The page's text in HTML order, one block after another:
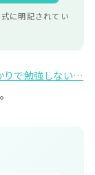
に明記されてい
りで勉強しない…